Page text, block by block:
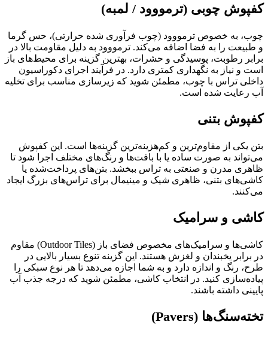
کفپوش چوبی (ترمووود / لمبه)
چوب، به خصوص ترمووود (چوب فرآوری شده حرارتی)، حس گرما
و طبیعت را به فضا اضافه می‌کند. ترمووود به دلیل مقاومت بالا در
برابر رطوبت، پوسیدگی و حشرات، بهترین گزینه برای محیط‌های باز
است و نیاز به نگهداری کمتری دارد. در فرآیند اجرای دکوراسیون
داخلی تراس با چوب، مطمئن شوید که زیرسازی مناسب برای تخلیه
آب رعایت شده است.
کفپوش بتنی
بتن یکی از مقاوم‌ترین و کم‌هزینه‌ترین گزینه‌ها است. این کفپوش
می‌تواند به صورت ساده یا با بافت‌ها و رنگ‌های مختلف اجرا شود تا
ظاهری مدرن و صنعتی به تراس ببخشد. بتن‌های پرداخت‌شده یا
کاشی‌های بتنی، ظاهری شیک و مینیمال برای تراس‌های بزرگ ایجاد
می‌کنند.
کاشی و سرامیک
کاشی‌ها و سرامیک‌های مخصوص فضای باز (Outdoor Tiles) مقاوم
در برابر یخبندان و لغزش هستند. این گزینه تنوع بسیار بالایی در
طرح، رنگ و اندازه دارد و به شما اجازه می‌دهد تا هر نوع سبکی را
پیاده‌سازی کنید. در انتخاب کاشی، مطمئن شوید که درجه جذب آب
پایینی داشته باشند.
تخته‌سنگ‌ها (Pavers)